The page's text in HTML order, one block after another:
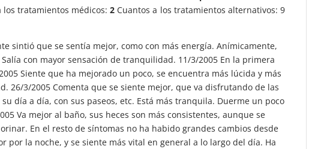
los tratamientos médicos:2 Cuantos a los tratamientos alternativos: 9
sintió que se sentía mejor, como con más energía. Anímicamente,
con mayor sensación de tranquilidad. 11/3/2005 En la primera
Siente que ha mejorado un poco, se encuentra más lúcida y más
26/3/2005 Comenta que se siente mejor, que va disfrutando de las
día a día, con sus paseos, etc. Está más tranquila. Duerme un poco
Va mejor al baño, sus heces son más consistentes, aunque se
En el resto de síntomas no ha habido grandes cambios desde
por la noche, y se siente más vital en general a lo largo del día. Ha